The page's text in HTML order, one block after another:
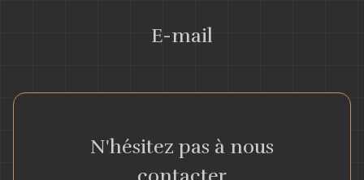
E-mail
N'hésitez pas à nous